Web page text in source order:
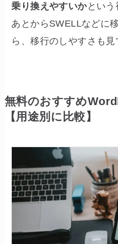
乗り換えやすいかという
あとからSWELLなどに
ら、移行のしやすさも見
無料のおすすめ
【用途別に比較】